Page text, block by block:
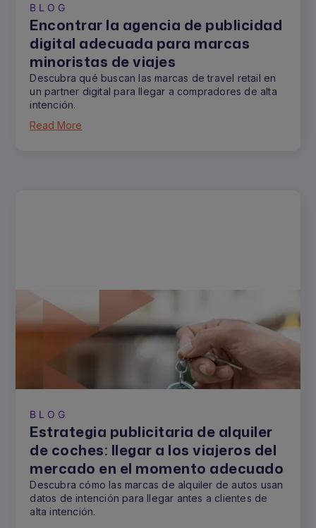
BLOG
Encontrar la agencia de publicidad
digital adecuada para marcas
minoristas de viajes
Descubra qué buscan las marcas de travel retail en
un partner digital para llegar a compradores de alta
intención.
Read More
BLOG
Estrategia publicitaria de alquiler
de coches: llegar a los viajeros del
mercado en el momento adecuado
Descubra cómo las marcas de alquiler de autos usan
datos de intención para llegar antes a clientes de
alta intención.